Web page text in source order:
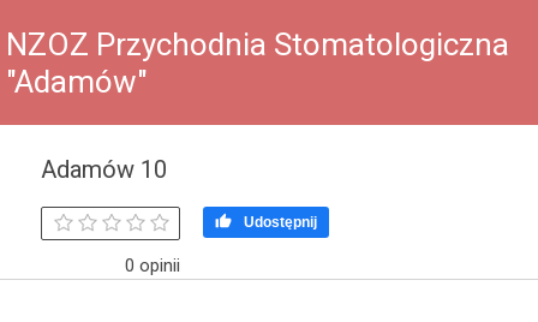
NZOZ Przychodnia Stomatologiczna
"Adamów"
Adamów 10
0 opinii
 Udostępnij